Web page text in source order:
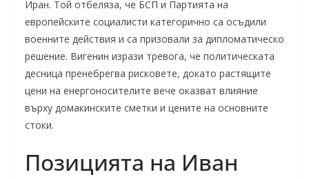
Иран. Той отбеляза, че БСП и Партията на
европейските социалисти категорично са осъдили
военните действия и са призовали за дипломатическо
решение. Вигенин изрази тревога, че политическата
десница пренебрегва рисковете, докато растящите
цени на енергоносителите вече оказват влияние
върху домакинските сметки и цените на основните
стоки.
Позицията на Иван